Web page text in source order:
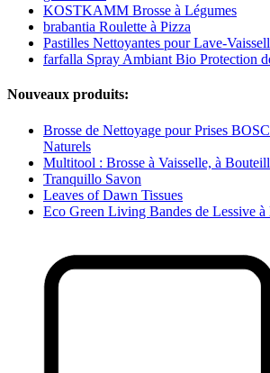
KOSTKAMM Brosse à Légumes
brabantia Roulette à Pizza
Pastilles Nettoyantes pour Lave-
farfalla Spray Ambiant Bio Protection
Nouveaux produits:
Brosse de Nettoyage pour Prises
Naturels
Multitool : Brosse à Vaisselle, à
Tranquillo Savon
Leaves of Dawn Tissues
Eco Green Living Bandes de Lessive à